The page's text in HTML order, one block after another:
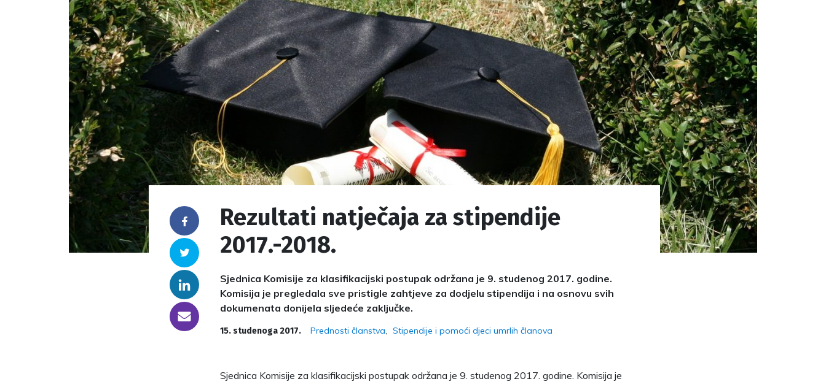
Facebook
Twitter
Linkedin
someone@yoursite.com
Rezultati natječaja za stipendije
2017.-2018.
Sjednica Komisije za klasifikacijski postupak održana je 9. studenog 2017. godine.
Komisija je pregledala sve pristigle zahtjeve za dodjelu stipendija i na osnovu svih
dokumenata donijela sljedeće zaključke.
15. studenoga 2017. Prednosti članstva Stipendije i pomoći djeci umrlih članova
Sjednica Komisije za klasifikacijski postupak održana je 9. studenog 2017. godine. Komisija je